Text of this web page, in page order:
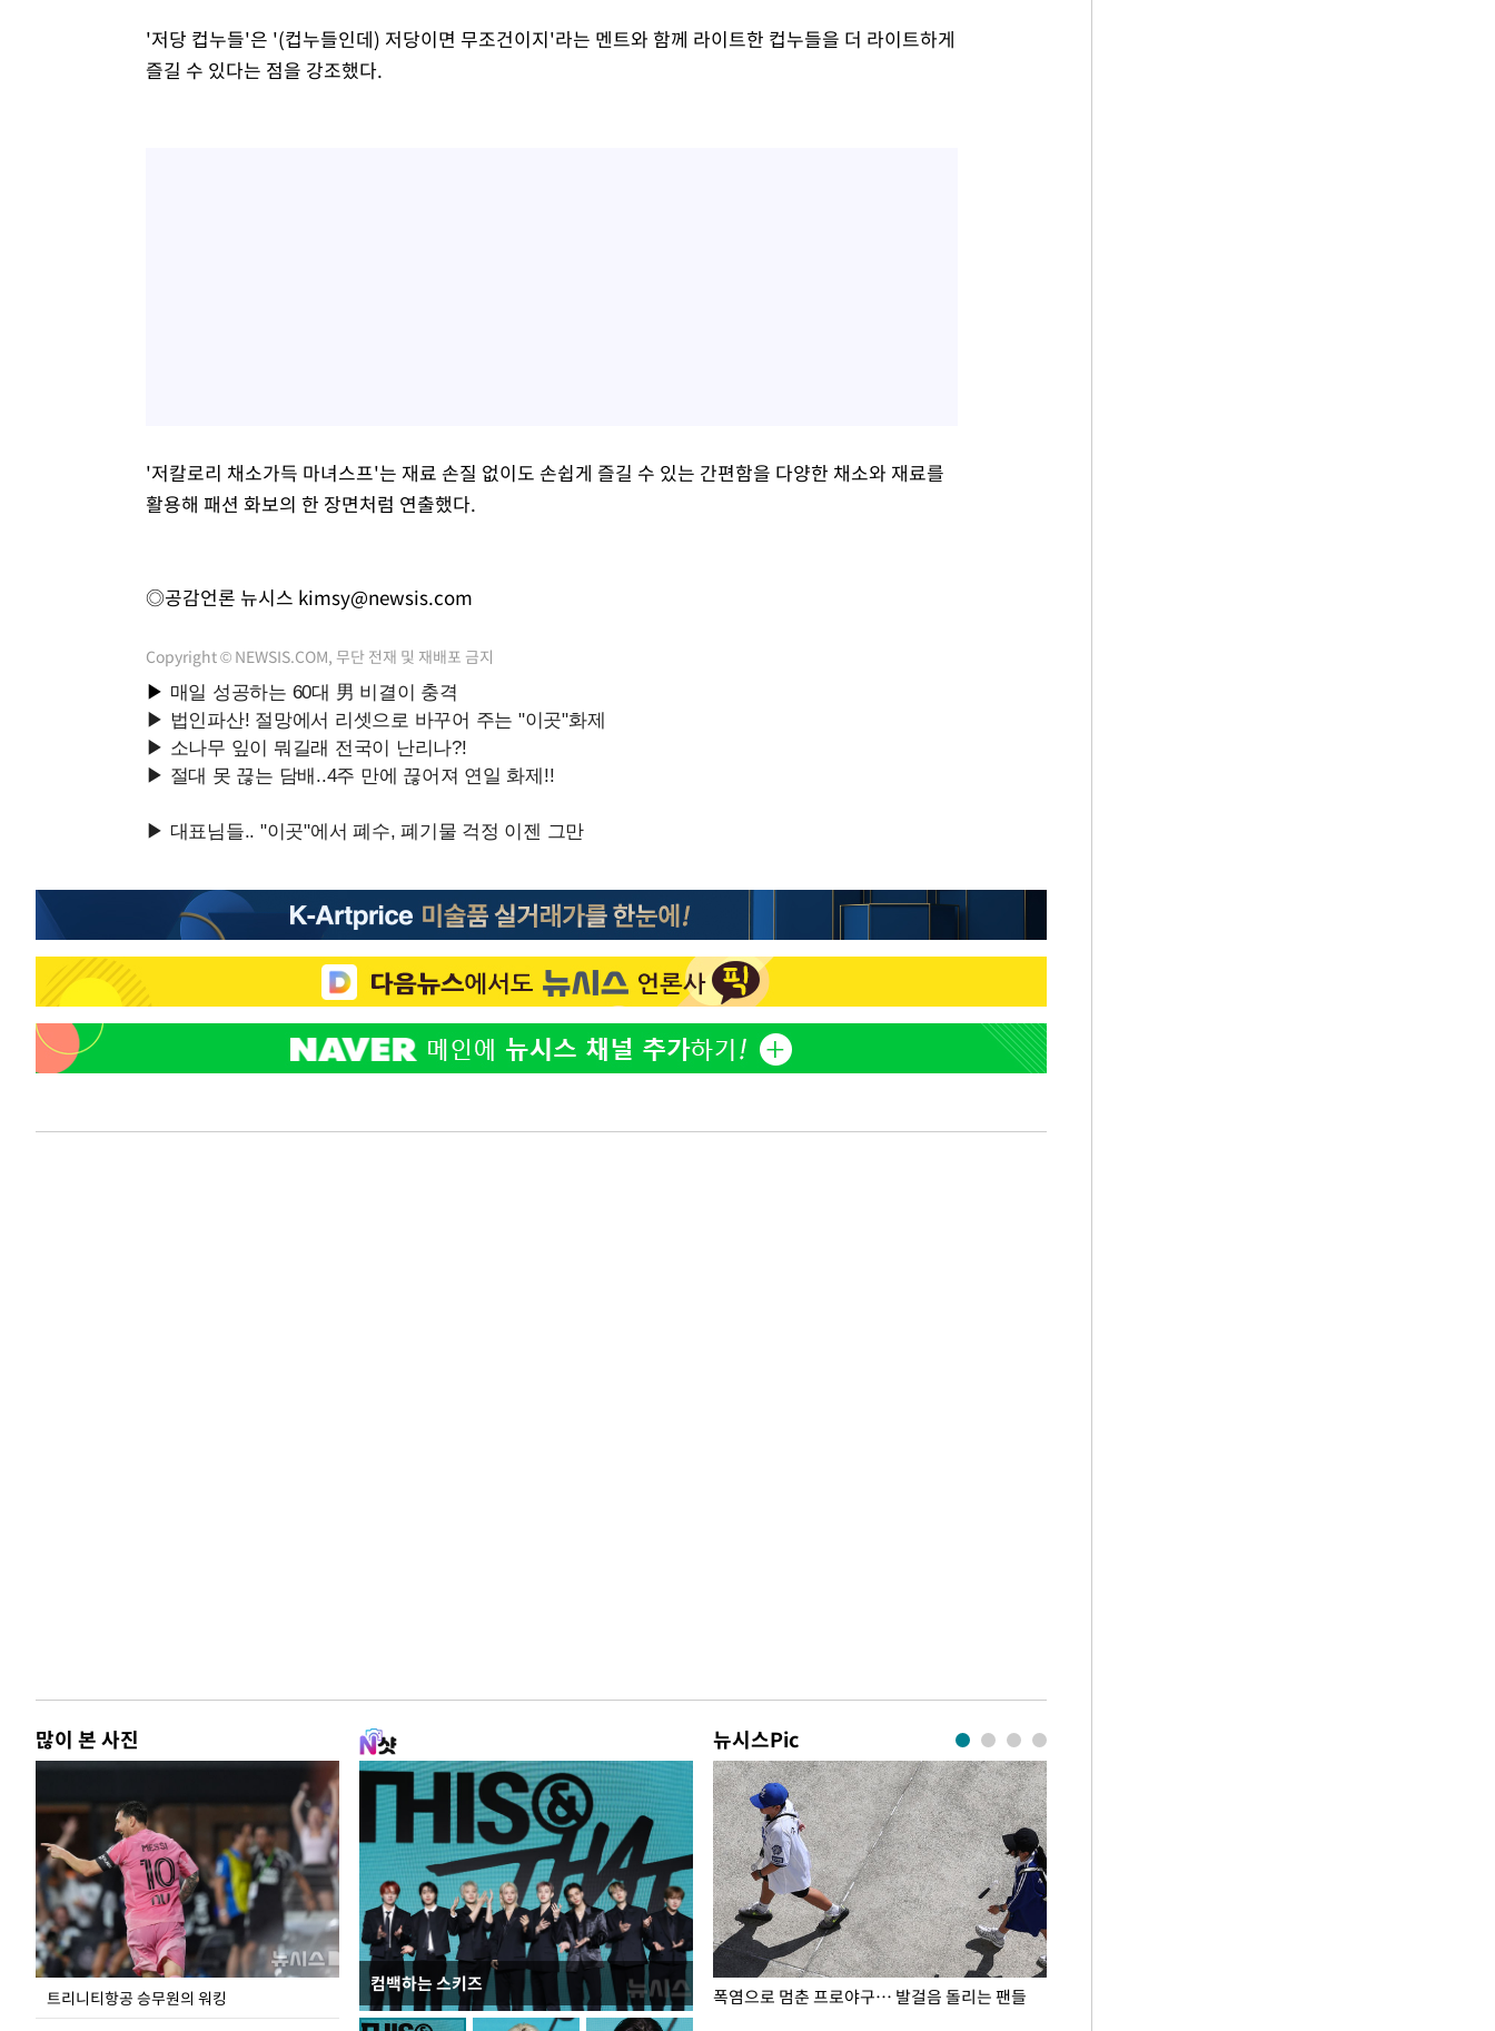
'저당 컵누들'은 '(컵누들인데) 저당이면 무조건이지'라는 멘트와 함께 라이트한 컵누들을 더 라이트하게
즐길 수 있다는 점을 강조했다.
'저칼로리 채소가득 마녀스프'는 재료 손질 없이도 손쉽게 즐길 수 있는 간편함을 다양한 채소와 재료를
활용해 패션 화보의 한 장면처럼 연출했다.
◎공감언론 뉴시스 kimsy@newsis.com
Copyright © NEWSIS.COM, 무단 전재 및 재배포 금지
많이 본 사진
트리니티항공 승무원의 워킹
컴백하는 스키즈
뉴시스Pic
입추 하루 앞둔 전남광주… 열화상 카메라에 담긴
폭염
폭염으로 멈춘 프로야구… 발걸음 돌리는 팬들